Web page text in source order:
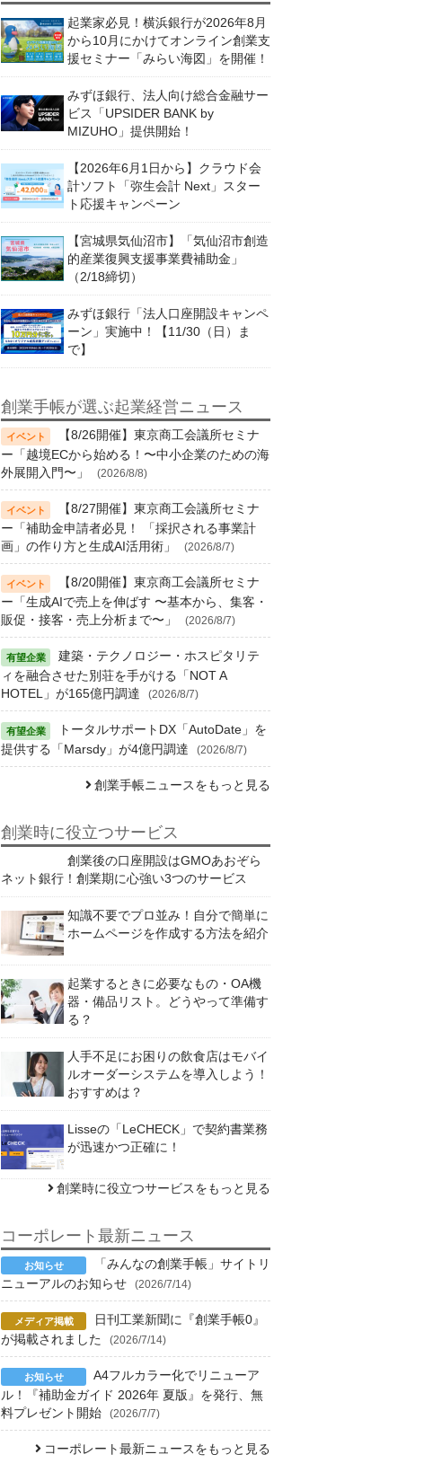
起業家必見！横浜銀行が2026年8月
から10月にかけてオンライン創業支
援セミナー「みらい海図」を開催！
みずほ銀行、法人向け総合金融サー
ビス「UPSIDER BANK by
MIZUHO」提供開始！
【2026年6月1日から】クラウド会
計ソフト「弥生会計 Next」スター
ト応援キャンペーン
【宮城県気仙沼市】「気仙沼市創造
的産業復興支援事業費補助金」
（2/18締切）
みずほ銀行「法人口座開設キャンペ
ーン」実施中！【11/30（日）ま
で】
創業手帳が選ぶ起業経営ニュース
【8/26開催】東京商工会議所セミナ
ー「越境ECから始める！〜中小企業のための海
外展開入門〜」
(2026/8/8)
【8/27開催】東京商工会議所セミナ
ー「補助金申請者必見！ 「採択される事業計
画」の作り方と生成AI活用術」
(2026/8/7)
【8/20開催】東京商工会議所セミナ
ー「生成AIで売上を伸ばす 〜基本から、集客・
販促・接客・売上分析まで〜」
(2026/8/7)
建築・テクノロジー・ホスピタリテ
ィを融合させた別荘を手がける「NOT A
HOTEL」が165億円調達
(2026/8/7)
トータルサポートDX「AutoDate」を
提供する「Marsdy」が4億円調達
(2026/8/7)
創業手帳ニュースをもっと見る
創業時に役立つサービス
創業後の口座開設はGMOあおぞら
ネット銀行！創業期に心強い3つのサービス
知識不要でプロ並み！自分で簡単に
ホームページを作成する方法を紹介
起業するときに必要なもの・OA機
器・備品リスト。どうやって準備す
る？
人手不足にお困りの飲食店はモバイ
ルオーダーシステムを導入しよう！
おすすめは？
Lisseの「LeCHECK」で契約書業務
が迅速かつ正確に！
創業時に役立つサービスをもっと見る
コーポレート最新ニュース
「みんなの創業手帳」サイトリ
ニューアルのお知らせ
(2026/7/14)
日刊工業新聞に『創業手帳0』
が掲載されました
(2026/7/14)
A4フルカラー化でリニューア
ル！『補助金ガイド 2026年 夏版』を発行、無
料プレゼント開始
(2026/7/7)
コーポレート最新ニュースをもっと見る